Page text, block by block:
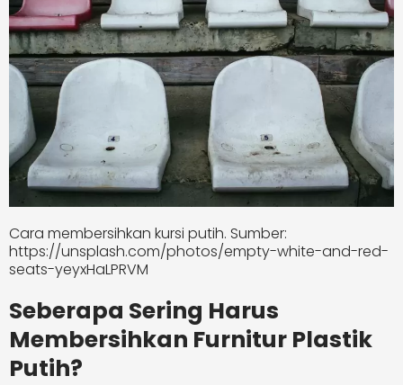
Cara membersihkan kursi putih. Sumber:
https://unsplash.com/photos/empty-white-and-red-
seats-yeyxHaLPRVM
Seberapa Sering Harus
Membersihkan Furnitur Plastik
Putih?